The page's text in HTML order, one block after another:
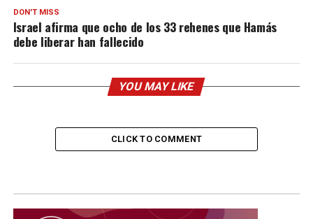
DON'T MISS
Israel afirma que ocho de los 33 rehenes que Hamás
debe liberar han fallecido
YOU MAY LIKE
CLICK TO COMMENT